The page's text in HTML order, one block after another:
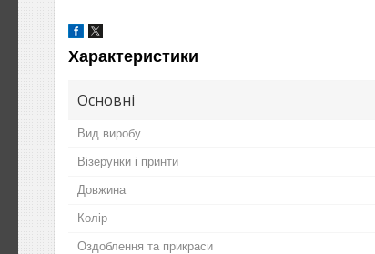
Характеристики
Основні
Вид виробу
Візерунки і принти
Довжина
Колір
Оздоблення та прикраси